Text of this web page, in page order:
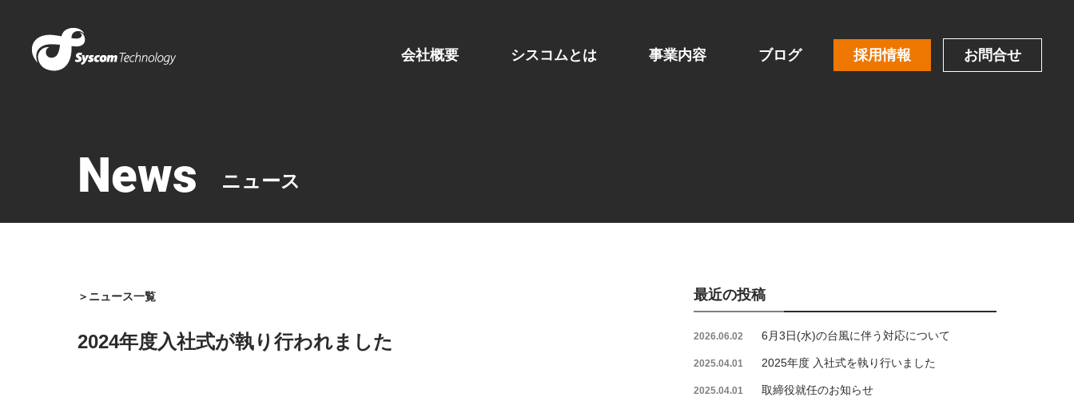
会社概要 シスコムとは 事業内容 ブログ 採用情報 お問合せ
News ニュース
＞ニュース一覧
2024年度入社式が執り行われました
最近の投稿
2026.06.02 6月3日(水)の台風に伴う対応について
2025.04.01 2025年度 入社式を執り行いました
2025.04.01 取締役就任のお知らせ